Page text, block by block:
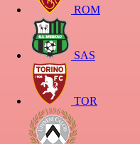
ROM
SAS
TOR